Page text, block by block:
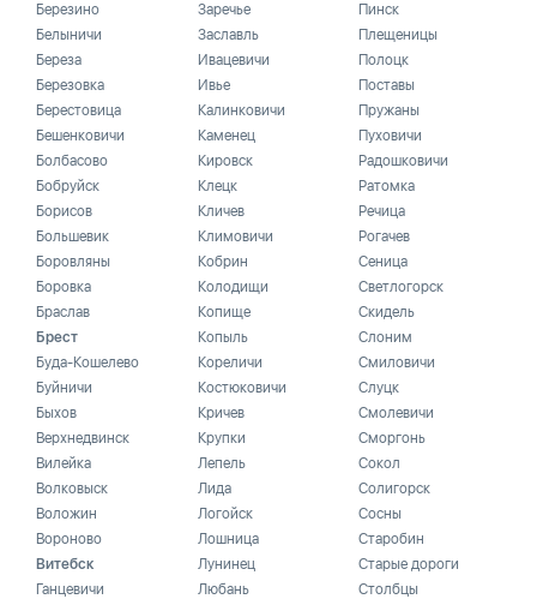
Березино
Белыничи
Береза
Березовка
Берестовица
Бешенковичи
Болбасово
Бобруйск
Борисов
Большевик
Боровляны
Боровка
Браслав
Брест
Буда-Кошелево
Буйничи
Быхов
Верхнедвинск
Вилейка
Волковыск
Воложин
Вороново
Витебск
Ганцевичи
Заречье
Заславль
Ивацевичи
Ивье
Калинковичи
Каменец
Кировск
Клецк
Кличев
Климовичи
Кобрин
Колодищи
Копище
Копыль
Кореличи
Костюковичи
Кричев
Крупки
Лепель
Лида
Логойск
Лошница
Лунинец
Любань
Пинск
Плещеницы
Полоцк
Поставы
Пружаны
Пуховичи
Радошковичи
Ратомка
Речица
Рогачев
Сеница
Светлогорск
Скидель
Слоним
Смиловичи
Слуцк
Смолевичи
Сморгонь
Сокол
Солигорск
Сосны
Старобин
Старые дороги
Столбцы